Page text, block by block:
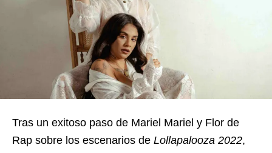
Tras un exitoso paso de Mariel Mariel y Flor de
Rap sobre los escenarios de Lollapalooza 2022,